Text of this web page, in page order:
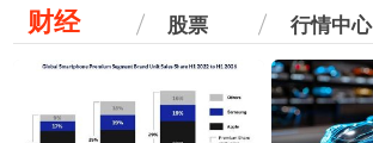
财经 股票 行情中心